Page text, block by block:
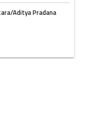
Aditya Pradana